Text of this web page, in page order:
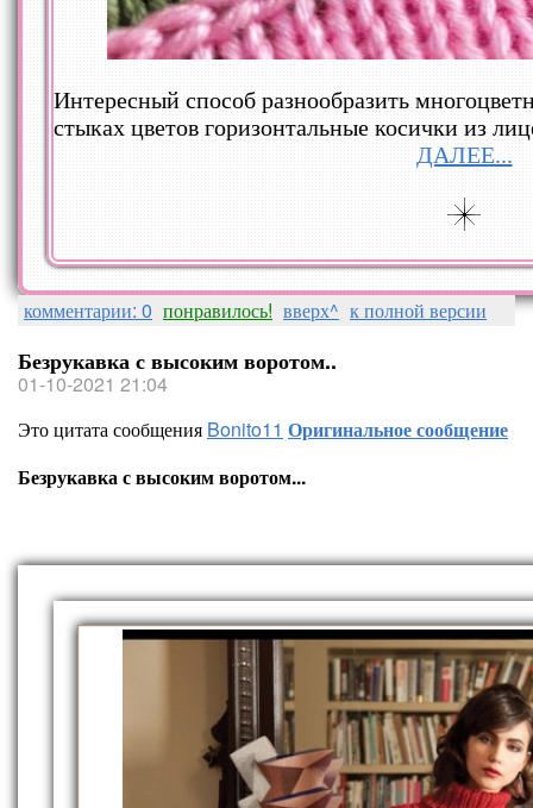
Интересный способ разнообразить
стыках цветов горизонтальные косички из
ДАЛЕЕ...
комментарии: 0 понравилось! вверх^ к полной версии
Безрукавка с высоким воротом..
01-10-2021 21:04
Это цитата сообщения Bonito11 Оригинальное сообщение
Безрукавка с высоким воротом...